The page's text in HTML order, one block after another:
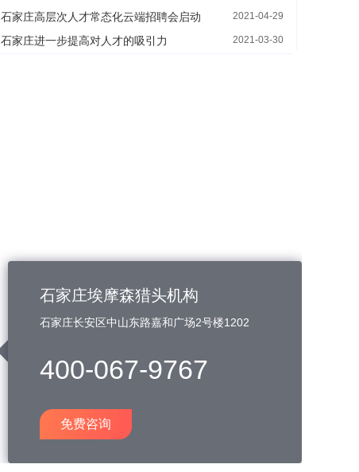
石家庄高层次人才常态化云端招聘会启动 2021-04-29
石家庄进一步提高对人才的吸引力 2021-03-30
石家庄埃摩森猎头机构
石家庄长安区中山东路嘉和广场2号楼1202
400-067-9767
免费咨询